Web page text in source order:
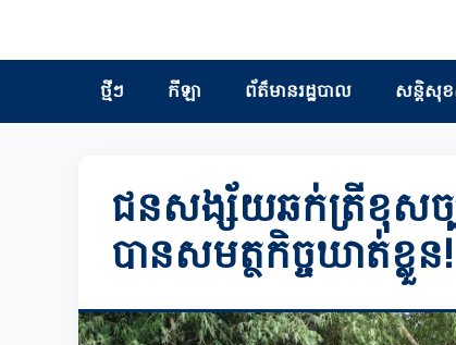
ថ្មីៗ កីឡា ព័ត៏មានរដ្ឋបាល សន្តិសុ
ជនសង្ស័យឆក់ត្រីខុសច្ប
បានសមត្ថកិច្ចឃាត់ខ្លួន!